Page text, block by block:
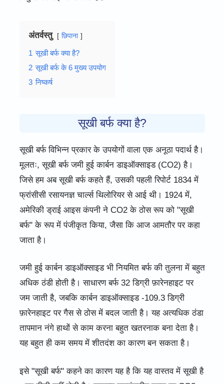
अंतर्वस्तु छिपाना
1 सूखी बर्फ क्या है?
2 सूखी बर्फ के 6 मुख्य उपयोग
3 निष्कर्ष
सूखी बर्फ क्या है?
सूखी बर्फ विभिन्न प्रकार के उपयोगों वाला एक अनूठा पदार्थ है।
मूलतः, सूखी बर्फ जमी हुई कार्बन डाइऑक्साइड (CO2) है।
जिसे हम अब सूखी बर्फ कहते हैं, उसकी पहली रिपोर्ट 1834 में
फ्रांसीसी रसायनज्ञ चार्ल्स थिलोरियर से आई थी। 1924 में,
अमेरिकी ड्राई आइस कंपनी ने CO2 के ठोस रूप को "सूखी
बर्फ" के रूप में पंजीकृत किया, जैसा कि आज आमतौर पर कहा
जाता है।
जमी हुई कार्बन डाइऑक्साइड भी नियमित बर्फ की तुलना में बहुत
अधिक ठंडी होती है। साधारण बर्फ 32 डिग्री फ़ारेनहाइट पर
जम जाती है, जबकि कार्बन डाइऑक्साइड -109.3 डिग्री
फ़ारेनहाइट पर गैस से ठोस में बदल जाती है। यह अत्यधिक ठंडा
तापमान नंगे हाथों से काम करना बहुत खतरनाक बना देता है।
यह बहुत ही कम समय में शीतदंश का कारण बन सकता है।
इसे "सूखी बर्फ" कहने का कारण यह है कि यह वास्तव में सूखी है